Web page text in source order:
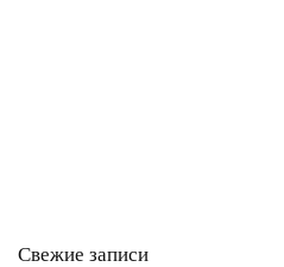
Свежие записи